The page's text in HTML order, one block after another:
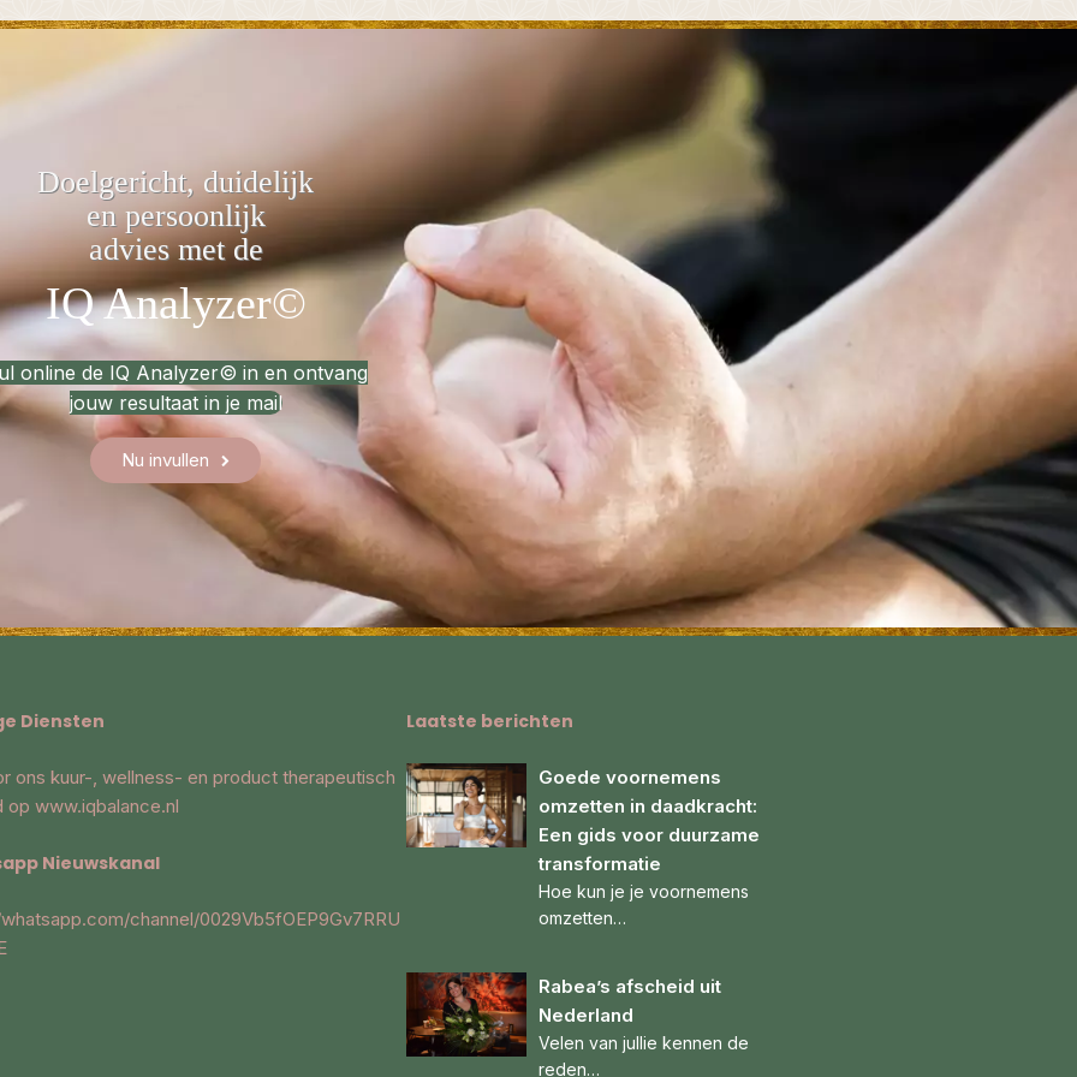
Doelgericht, duidelijk
en persoonlijk
advies met de
IQ Analyzer©
online de IQ Analyzer© in en ontvang
jouw resultaat in je mail
Nu invullen
Diensten
ons kuur-, wellness- en product therapeutisch
op www.iqbalance.nl
Nieuwskanal
channel/0029Vb5fOEP9Gv7RRU
Laatste berichten
Goede voornemens
omzetten in daadkracht:
Een gids voor duurzame
transformatie
Hoe kun je je voornemens
omzetten…
Rabea’s afscheid uit
Nederland
Velen van jullie kennen de
reden…